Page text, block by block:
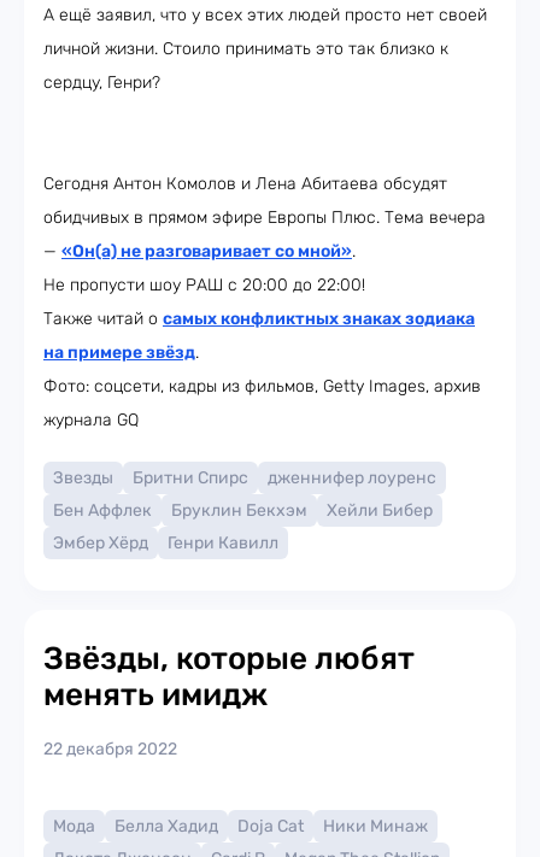
А ещё заявил, что у всех этих людей просто нет своей
личной жизни. Стоило принимать это так близко к
сердцу, Генри?
Сегодня Антон Комолов и Лена Абитаева обсудят
обидчивых в прямом эфире Европы Плюс. Тема вечера
— «Он(а) не разговаривает со мной».
Не пропусти шоу РАШ с 20:00 до 22:00!
Также читай о самых конфликтных знаках зодиака
на примере звёзд.
Фото: соцсети, кадры из фильмов, Getty Images, архив
журнала GQ
Звезды Бритни Спирс
дженнифер лоуренс
Бен Аффлек
Бруклин Бекхэм
Хейли Бибер
Эмбер Хёрд
Генри Кавилл
Звёзды, которые любят
менять имидж
22 декабря 2022
Мода Белла Хадид Doja Cat
Ники Минаж